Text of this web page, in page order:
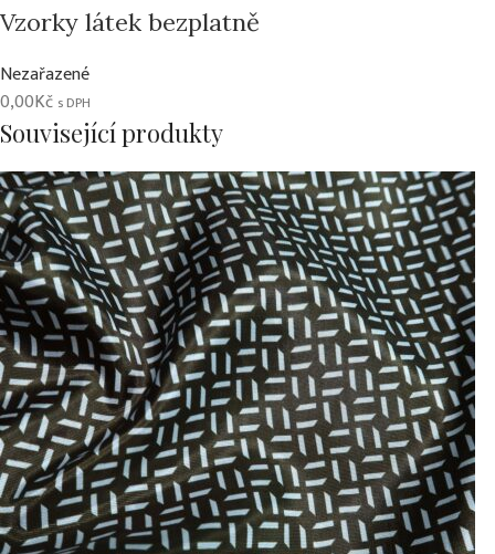
Vzorky látek bezplatně
Nezařazené
0,00Kč s DPH
Související produkty